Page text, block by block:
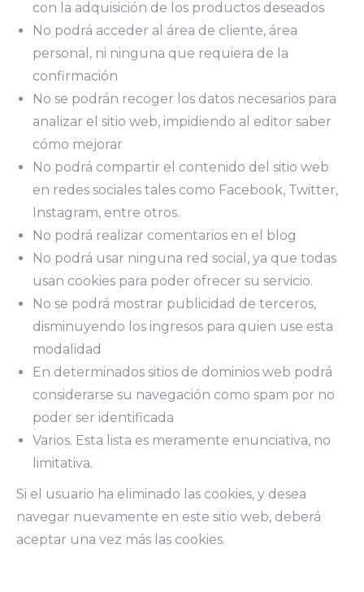
con la adquisición de los productos deseados
No podrá acceder al área de cliente, área
personal, ni ninguna que requiera de la
confirmación
No se podrán recoger los datos necesarios para
analizar el sitio web, impidiendo al editor saber
cómo mejorar
No podrá compartir el contenido del sitio web
en redes sociales tales como Facebook, Twitter,
Instagram, entre otros.
No podrá realizar comentarios en el blog
No podrá usar ninguna red social, ya que todas
usan cookies para poder ofrecer su servicio.
No se podrá mostrar publicidad de terceros,
disminuyendo los ingresos para quien use esta
modalidad
En determinados sitios de dominios web podrá
considerarse su navegación como spam por no
poder ser identificada
Varios. Esta lista es meramente enunciativa, no
limitativa.
Si el usuario ha eliminado las cookies, y desea
navegar nuevamente en este sitio web, deberá
aceptar una vez más las cookies.